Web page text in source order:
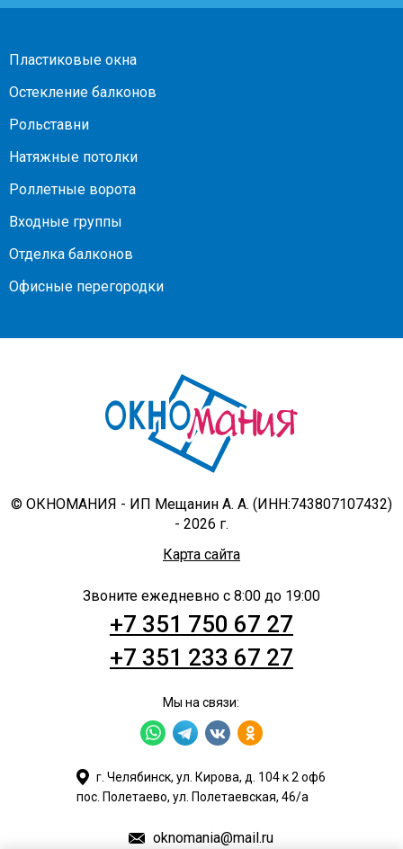
Пластиковые окна
Остекление балконов
Рольставни
Натяжные потолки
Роллетные ворота
Входные группы
Отделка балконов
Офисные перегородки
© ОКНОМАНИЯ - ИП Мещанин А. А. (ИНН:743807107432)
- 2026 г.
Карта сайта
Звоните ежедневно с 8:00 до 19:00
+7 351 750 67 27
+7 351 233 67 27
Мы на связи:
г. Челябинск, ул. Кирова, д. 104 к 2 оф6
пос. Полетаево, ул. Полетаевская, 46/а
oknomania@mail.ru